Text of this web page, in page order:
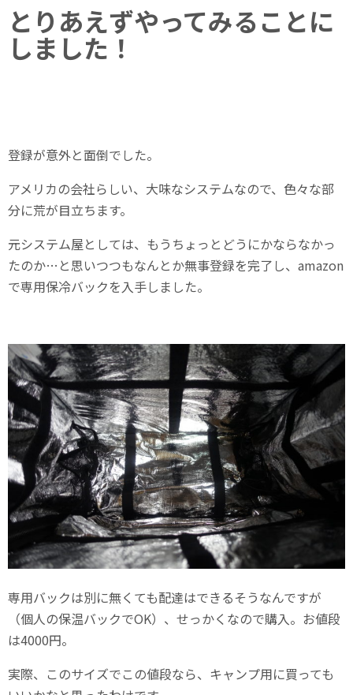
とりあえずやってみることに
しました！
登録が意外と面倒でした。
アメリカの会社らしい、大味なシステムなので、色々な部
分に荒が目立ちます。
元システム屋としては、もうちょっとどうにかならなかっ
たのか…と思いつつもなんとか無事登録を完了し、amazon
で専用保冷バックを入手しました。
専用バックは別に無くても配達はできるそうなんですが
（個人の保温バックでOK）、せっかくなので購入。お値段
は4000円。
実際、このサイズでこの値段なら、キャンプ用に買っても